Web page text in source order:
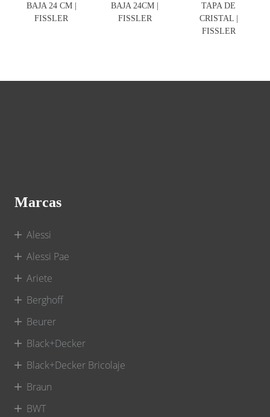
BAJA 24 CM |
FISSLER
BAJA 24CM |
FISSLER
TAPA DE
CRISTAL |
FISSLER
Marcas
Alessi
Alessi Pae
Ariete
Berghoff
Beurer
Black+Decker
Black+Decker Bricolaje
Braun
BWT